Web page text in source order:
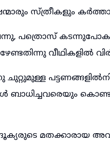
സ്ത്രീകളും
പത്രൊസ്
വീഥികളിൽ
ബാധിച്ചവരെയും
മതക്കാരായ